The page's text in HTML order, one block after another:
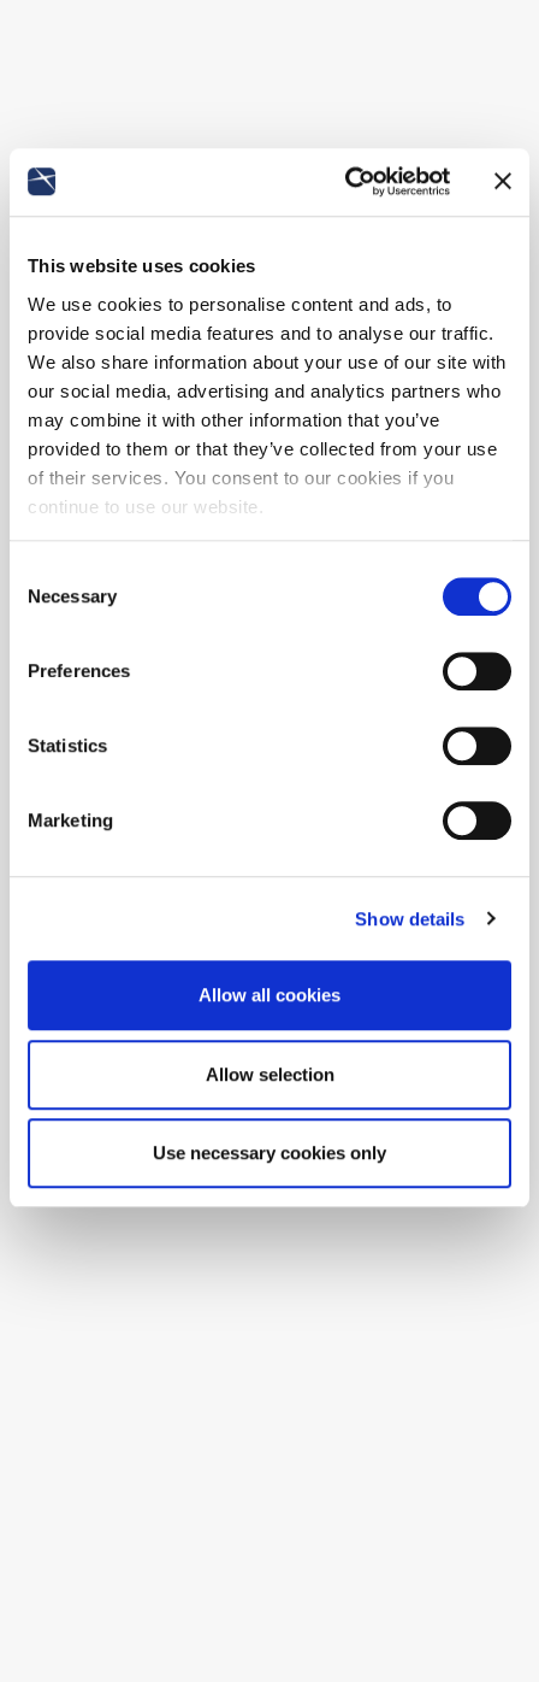
This website uses cookies
We use cookies to personalise content and ads, to
provide social media features and to analyse our traffic.
We also share information about your use of our site with
our social media, advertising and analytics partners who
may combine it with other information that you’ve
provided to them or that they’ve collected from your use
of their services. You consent to our cookies if you
continue to use our website.
Selection
Necessary
Preferences
Statistics
Marketing
Show details
Allow all cookies
Allow selection
Use necessary cookies only